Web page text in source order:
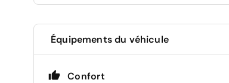
Sans Ecrous antivol
Équipements du véhicule
Confort